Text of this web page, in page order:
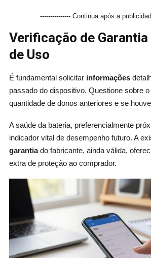
--------------- Continua após a
Verificação de
de Uso
É fundamental solicitar informações
passado do dispositivo. Questione sobre
quantidade de donos anteriores e se
A saúde da bateria, preferencialmente
indicador vital de desempenho futuro. A
garantiado fabricante, ainda válida,
extra de proteção ao comprador.